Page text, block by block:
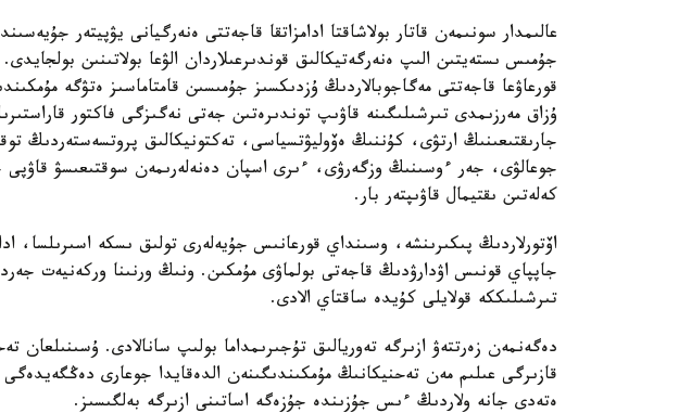
عالىمدار سونىمەن قاتار بولاشاقتا ادامزاتقا قاجەتتى ەنەرگيانى يۋپيتەر
جۇمىس ىستەيتىن الىپ ەنەرگەتيكالىق قوندىرعىلاردان الۋعا بولاتىنىن
قورعاۋعا قاجەتتى مەگاجوبالاردىڭ ۇزدىكسىز جۇمىسىن قامتاماسىز ەتۋگە
ۇزاق مەرزىمدى تىرشىلىگىنە قاۋىپ توندىرەتىن جەتى نەگىزگى فاكتور
جارىقتىعىنىڭ ارتۋى، كۇننىڭ ەۆوليۋتسياسى، تەكتونيكالىق پروتسەستەردىڭ
جوعالۋى، جەر ءوسىنىڭ وزگەرۋى، ءىرى اسپان دەنەلەرىمەن سوقتىعىسۋ
كەلەتىن ىقتيمال قاۋىپتەر بار.
اۆتورلاردىڭ پىكىرىنشە، وسىنداي قورعانىس جۇيەلەرى تولىق ىسكە اسىرىلسا،
جاپپاي قونىس اۋدارۋدىڭ قاجەتى بولماۋى مۇمكىن. ونىڭ ورنىنا وركەنيەت
تىرشىلىككە قولايلى كۇيدە ساقتاي الادى.
دەگەنمەن زەرتتەۋ ازىرگە تەوريالىق تۇجىرىمداما بولىپ سانالادى. ۇسىنىلعان
قازىرگى عىلىم مەن تەحنيكانىڭ مۇمكىندىگىنەن الدەقايدا جوعارى
ەتەدى جانە ولاردىڭ ءىس جۇزىندە جۇزەگە اساتىنى ازىرگە بەلگىسىز.